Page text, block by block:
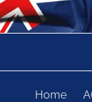
Home